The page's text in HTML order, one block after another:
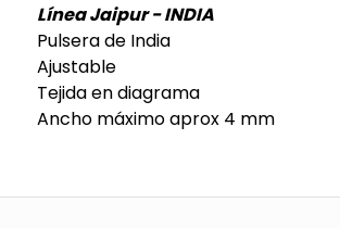
Línea Jaipur - INDIA
Pulsera de India
Ajustable
Tejida en diagrama
Ancho máximo aprox 4 mm